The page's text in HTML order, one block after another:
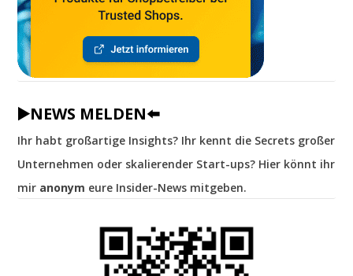
▶️NEWS MELDEN⬅️
Ihr habt großartige Insights? Ihr kennt die Secrets großer
Unternehmen oder skalierender Start-ups? Hier könnt ihr
mir anonym eure Insider-News mitgeben.